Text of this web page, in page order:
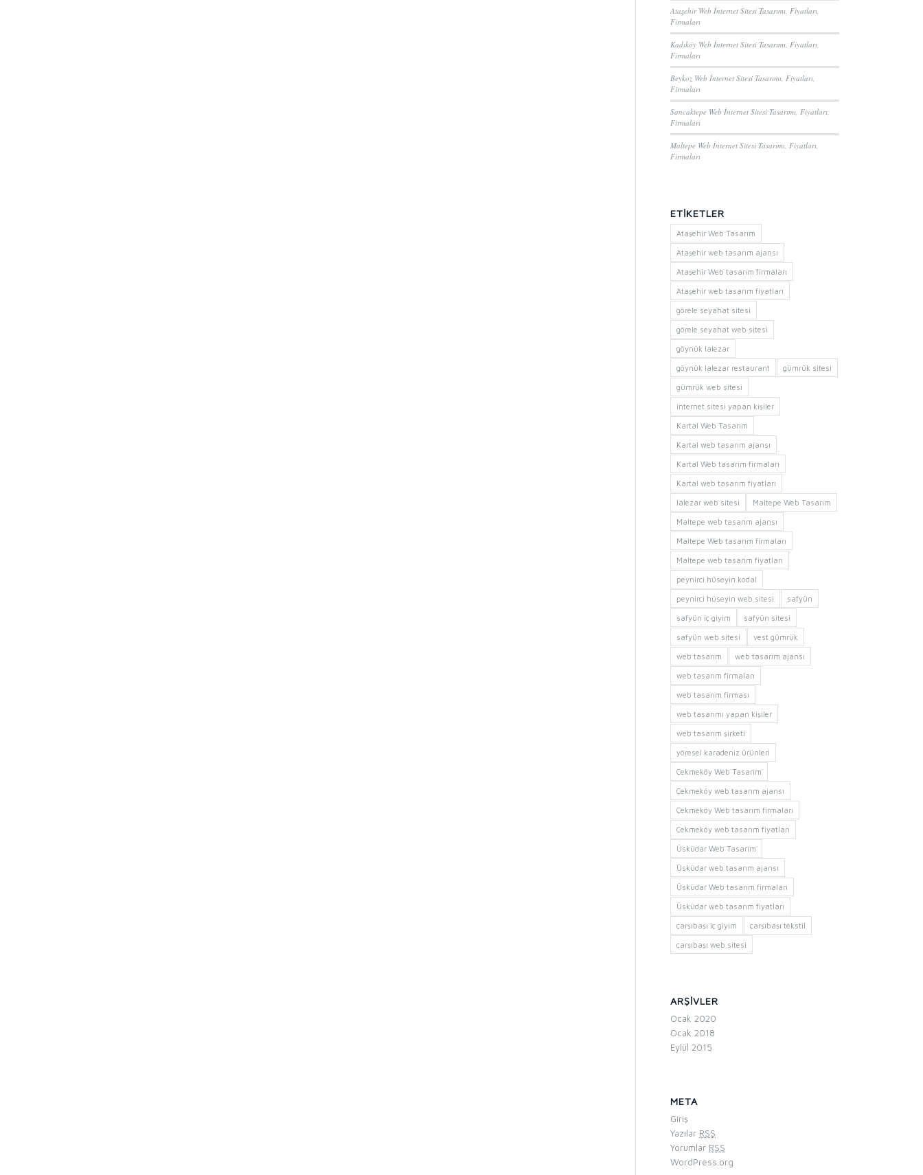
Ataşehir Web İnternet Sitesi Tasarımı, Fiyatları,
Firmaları
Kadıköy Web İnternet Sitesi Tasarımı, Fiyatları,
Firmaları
Beykoz Web İnternet Sitesi Tasarımı, Fiyatları,
Firmaları
Sancaktepe Web İnternet Sitesi Tasarımı, Fiyatları,
Firmaları
Maltepe Web İnternet Sitesi Tasarımı, Fiyatları,
Firmaları
ETIKETLER
Ataşehir Web Tasarım
Ataşehir web tasarım ajansı
Ataşehir Web tasarım firmaları
Ataşehir web tasarım fiyatları
görele seyahat sitesi
görele seyahat web sitesi
göynük lalezar
göynük lalezar restaurant gümrük sitesi
gümrük web sitesi
internet sitesi yapan kişiler
Kartal Web Tasarım
Kartal web tasarım ajansı
Kartal Web tasarım firmaları
Kartal web tasarım fiyatları
lalezar web sitesi Maltepe Web Tasarım
Maltepe web tasarım ajansı
Maltepe Web tasarım firmaları
Maltepe web tasarım fiyatları
peynirci hüseyin kodal
peynirci hüseyin web sitesi safyün
safyün iç giyim safyün sitesi
safyün web sitesi vest gümrük
web tasarım web tasarım ajansı
web tasarım firmaları
web tasarım firması
web tasarımı yapan kişiler
web tasarım şirketi
yöresel karadeniz ürünleri
Çekmeköy Web Tasarım
Çekmeköy web tasarım ajansı
Çekmeköy Web tasarım firmaları
Çekmeköy web tasarım fiyatları
Üsküdar Web Tasarım
Üsküdar web tasarım ajansı
Üsküdar Web tasarım firmaları
Üsküdar web tasarım fiyatları
çarşıbaşı iç giyim çarşıbaşı tekstil
çarşıbaşı web sitesi
ARŞIVLER
Ocak 2020
Ocak 2018
Eylül 2015
META
Giriş
Yazılar RSS
Yorumlar RSS
WordPress.org